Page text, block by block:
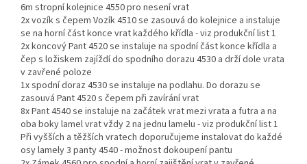
6m stropní kolejnice 4550 pro nesení vrat
2x vozík s čepem Vozík 4510 se zasouvá do kolejnice a instaluje
se na horní část konce vrat každého křídla - viz produkční list 1
2x koncový Pant 4520 se instaluje na spodní část konce křídla a
čep s ložiskem zajíždí do spodního dorazu 4530 a drží dole vrata
v zavřené poloze
1x spodní doraz 4530 se instaluje na podlahu. Do dorazu se
zasouvá Pant 4520 s čepem při zavírání vrat
8x Pant 4540 se instaluje na začátek vrat mezi vrata a futra a na
oba boky lamel vrat vždy 2 na jednu lamelu - viz produkční list 1
Při vyšších a těžších vratech doporučujeme instalovat do každé
osy lamely 3 panty 4540 - možnost dokoupení pantu